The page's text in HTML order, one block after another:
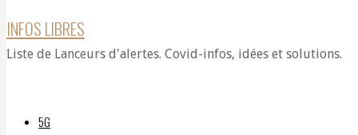
INFOS LIBRES
Liste de Lanceurs d'alertes. Covid-infos, idées et solutions.
5G